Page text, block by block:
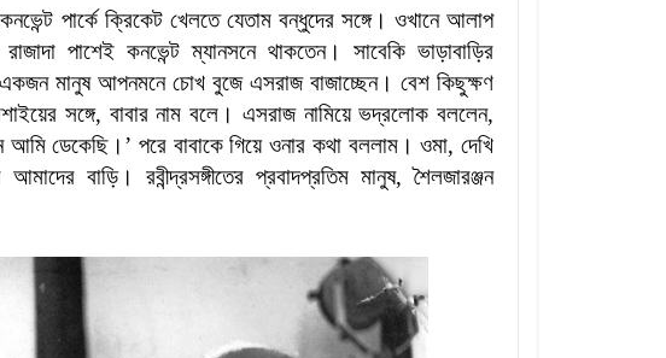
পার্কে ক্রিকেট খেলতে যেতাম বন্ধুদের সঙ্গে। ওখানে আলাপ
পাশেই কনভেন্ট ম্যানসনে থাকতেন। সাবেকি ভাড়াবাড়ির
একজন মানুষ আপনমনে চোখ বুজে এসরাজ বাজাচ্ছেন। বেশ কিছুক্ষণ
সঙ্গে, বাবার নাম বলে। এসরাজ নামিয়ে ভদ্রলোক বললেন,
ডেকেছি।’ পরে বাবাকে গিয়ে ওনার কথা বললাম। ওমা, দেখি
বাড়ি। রবীন্দ্রসঙ্গীতের প্রবাদপ্রতিম মানুষ, শৈলজারঞ্জন